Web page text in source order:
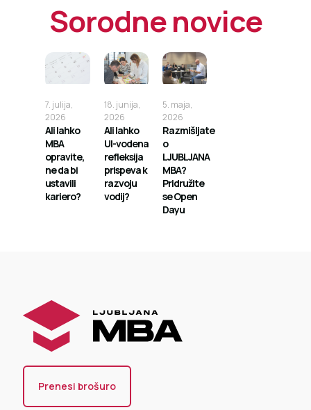
Sorodne novice
7. julija,
2026
Ali lahko
MBA
opravite,
ne da bi
ustavili
kariero?
18. junija,
2026
Ali lahko
UI-vodena
refleksija
prispeva k
razvoju
vodij?
5. maja,
2026
Razmišljate
o
LJUBLJANA
MBA?
Pridružite
se Open
Dayu
Prenesi brošuro